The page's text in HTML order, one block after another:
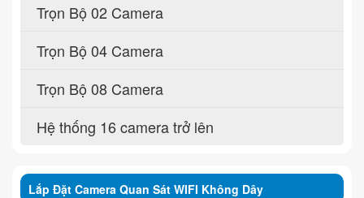
Trọn Bộ 02 Camera
Trọn Bộ 04 Camera
Trọn Bộ 08 Camera
Hệ thống 16 camera trở lên
Lắp Đặt Camera Quan Sát WIFI Không Dây